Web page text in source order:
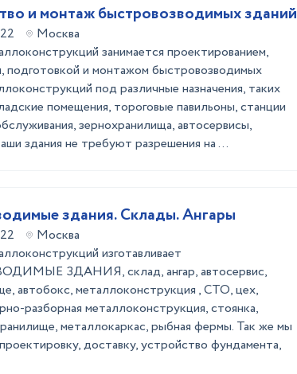
и монтаж быстровозводимых зданий
Москва
занимается проектированием,
подготовкой и монтажом быстровозводимых
под различные назначения, таких
помещения, тороговые павильоны, станции
зернохранилища, автосервисы,
здания не требуют разрешения на ...
здания. Склады. Ангары
Москва
изготавливает
ЗДАНИЯ, склад, ангар, автосервис,
автобокс, металлоконструкция , СТО, цех,
разборная металлоконструкция, стоянка,
металлокаркас, рыбная фермы. Так же мы
доставку, устройство фундамента,